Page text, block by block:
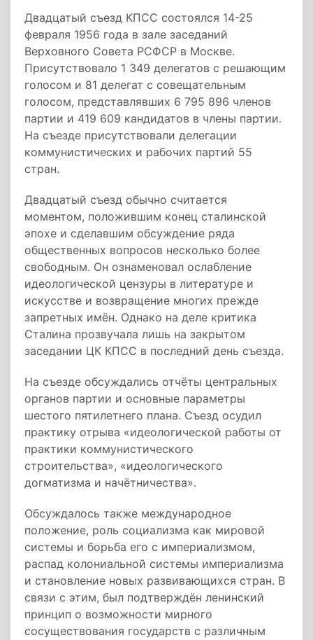
Двадцатый съезд КПСС состоялся 14-25
февраля 1956 года в зале заседаний
Верховного Совета РСФСР в Москве.
Присутствовало 1 349 делегатов с решающим
голосом и 81 делегат с совещательным
голосом, представлявших 6 795 896 членов
партии и 419 609 кандидатов в члены партии.
На съезде присутствовали делегации
коммунистических и рабочих партий 55
стран.
Двадцатый съезд обычно считается
моментом, положившим конец сталинской
эпохе и сделавшим обсуждение ряда
общественных вопросов несколько более
свободным. Он ознаменовал ослабление
идеологической цензуры в литературе и
искусстве и возвращение многих прежде
запретных имён. Однако на деле критика
Сталина прозвучала лишь на закрытом
заседании ЦК КПСС в последний день съезда.
На съезде обсуждались отчёты центральных
органов партии и основные параметры
шестого пятилетнего плана. Съезд осудил
практику отрыва «идеологической работы от
практики коммунистического
строительства», «идеологического
догматизма и начётничества».
Обсуждалось также международное
положение, роль социализма как мировой
системы и борьба его с империализмом,
распад колониальной системы империализма
и становление новых развивающихся стран. В
связи с этим, был подтверждён ленинский
принцип о возможности мирного
сосуществования государств с различным